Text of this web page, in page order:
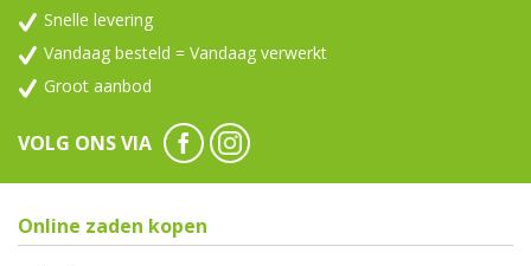
Snelle levering
Vandaag besteld = Vandaag verwerkt
Groot aanbod
VOLG ONS VIA
Online zaden kopen